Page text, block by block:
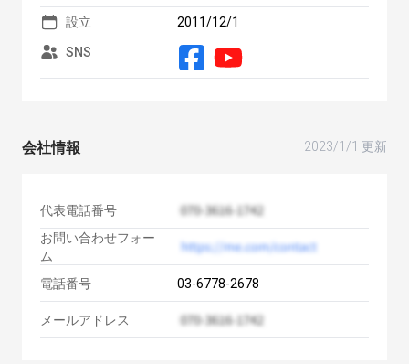
設立 2011/12/1
SNS
会社情報 2023/1/1 更新
代表電話番号
お問い合わせフォー
ム
電話番号
03-6778-2678
メールアドレス